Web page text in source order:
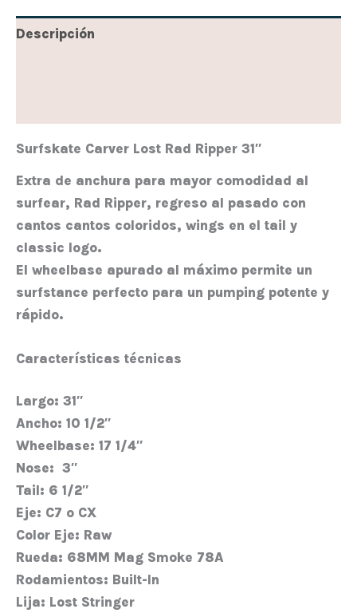
Descripción
Surfskate Carver Lost Rad Ripper 31″
Extra de anchura para mayor comodidad al
surfear, Rad Ripper, regreso al pasado con
cantos cantos coloridos, wings en el tail y
classic logo.
El wheelbase apurado al máximo permite un
surfstance perfecto para un pumping potente y
rápido.
Características técnicas
Largo: 31″
Ancho: 10 1/2″
Wheelbase: 17 1/4″
Nose: 3″
Tail: 6 1/2″
Eje: C7 o CX
Color Eje: Raw
Rueda: 68MM Mag Smoke 78A
Rodamientos: Built-In
Lija: Lost Stringer